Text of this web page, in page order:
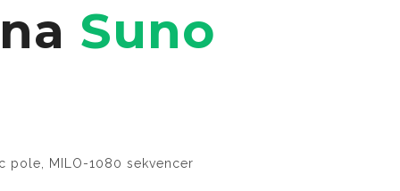
Suno
pole, MILO-1080 sekvencer